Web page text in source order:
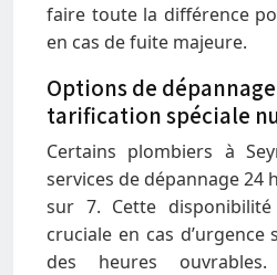
faire toute la différence
en cas de fuite majeure.
Options de
tarification spéciale
Certains plombiers à
services de dépannage 24
sur 7. Cette
cruciale en cas
des heures